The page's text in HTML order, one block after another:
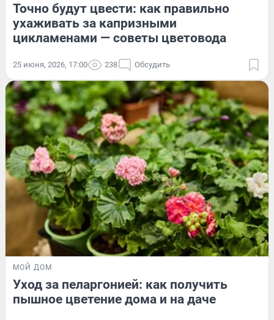
Точно будут цвести: как правильно
ухаживать за капризными
цикламенами — советы цветовода
25 июня, 2026, 17:00 238 Обсудить
МОЙ ДОМ
Уход за пеларгонией: как получить
пышное цветение дома и на даче